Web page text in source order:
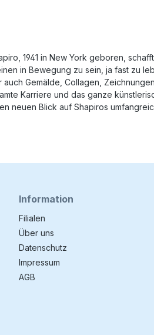
1941 in New York geboren,
in Bewegung zu sein, ja fast zu
Gemälde, Collagen,
Karriere und das ganze
neuen Blick auf Shapiros
Information
Filialen
Über uns
Datenschutz
Impressum
AGB